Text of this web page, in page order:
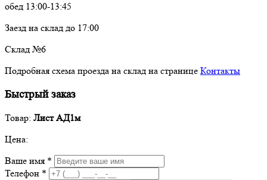
обед 13:00-13:45
Заезд на склад до 17:00
Склад №6
Подробная схема проезда на склад на странице Контакты
Быстрый заказ
Товар: Лист АД1м
Цена:
Ваше имя *
Телефон *